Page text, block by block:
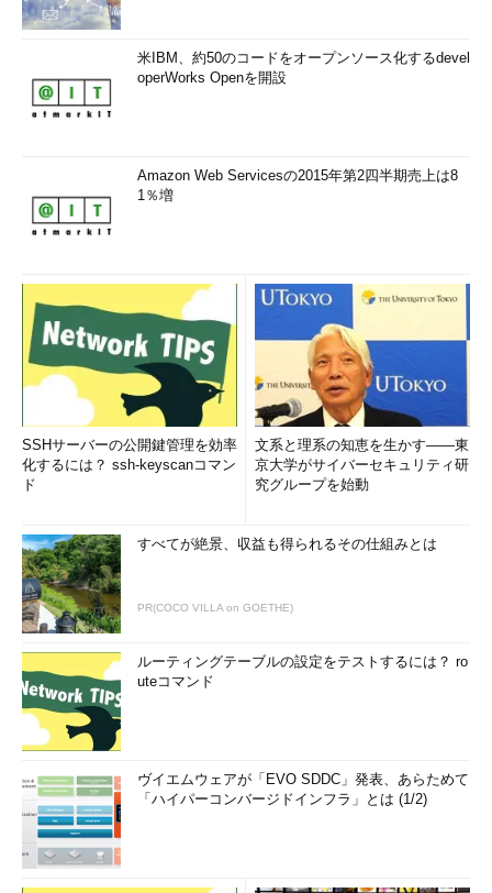
米IBM、約50のコードをオープンソース化するdevel
operWorks Openを開設
Amazon Web Servicesの2015年第2四半期売上は8
1％増
SSHサーバーの公開鍵管理を効率
化するには？ ssh-keyscanコマン
ド
文系と理系の知恵を生かす――東
京大学がサイバーセキュリティ研
究グループを始動
すべてが絶景、収益も得られるその仕組みとは
PR(COCO VILLA on GOETHE)
ルーティングテーブルの設定をテストするには？ ro
uteコマンド
ヴイエムウェアが「EVO SDDC」発表、あらためて
「ハイパーコンバージドインフラ」とは (1/2)